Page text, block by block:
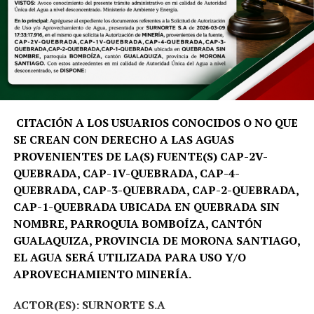
con propósito. No buscamos únicamente generar
investigación, sino trabajar directamente en el
territorio, analizar sus desafíos y aportar soluciones que
fortalezcan la toma de decisiones y el desarrollo
sostenible de Galápagos», señala David Santiago Salinas
Aleaga, docente e investigador de la carrera de Turismo
de la UTPL.
La metodología del programa inicia con una fase de
preparación virtual y culmina con una inmersión
académica en la isla Santa Cruz. Durante esta etapa, los
equipos multidisciplinarios trabajarán de manera
conjunta con actores estratégicos de la región, entre
ellos la Fundación Charles Darwin, el Parque Nacional
Galápagos, la Cámara de Comercio local, organizaciones
sociales y emprendedores. Este trabajo colaborativo
permitirá que las propuestas se construyan desde la
realidad del territorio y cuenten con mayores
CITACIÓN A LOS USUARIOS CONOCIDOS O NO QUE
SE CREAN CON DERECHO A LAS AGUAS
PROVENIENTES DE LA(S) FUENTE(S) CAP-2V-
QUEBRADA, CAP-1V-QUEBRADA, CAP-4-
QUEBRADA, CAP-3-QUEBRADA, CAP-2-QUEBRADA,
CAP-1-QUEBRADA UBICADA EN QUEBRADA SIN
NOMBRE, PARROQUIA BOMBOÍZA, CANTÓN
GUALAQUIZA, PROVINCIA DE MORONA SANTIAGO,
EL AGUA SERÁ UTILIZADA PARA USO Y/O
APROVECHAMIENTO MINERÍA.
ACTOR(ES): SURNORTE S.A